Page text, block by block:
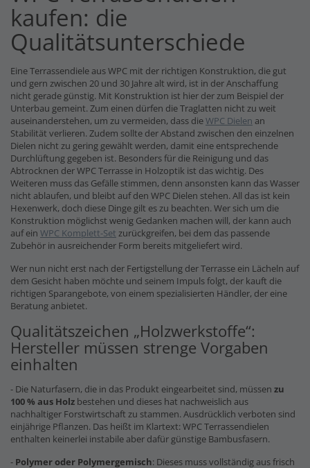
kaufen: die
Qualitätsunterschiede
Eine Terrassendiele aus WPC mit der richtigen Konstruktion, die gut
und gern zwischen 20 und 30 Jahre alt wird, ist in der Anschaffung
nicht gerade günstig. Mit Konstruktion ist hier der zum Beispiel der
Unterbau gemeint. Zum einen dürfen die Traglatten nicht zu weit
auseinanderstehen, um zu vermeiden, dass dieWPC Dielen an
Stabilität verlieren. Zudem sollte der Abstand zwischen den einzelnen
Dielen nicht zu gering gewählt werden, damit eine entsprechende
Durchlüftung gegeben ist. Besonders für die Reinigung und das
Abtrocknen der WPC Terrasse in Holzoptik ist das wichtig. Des
Weiteren muss das Gefälle stimmen, denn ansonsten kann das Wasser
nicht ablaufen, und bleibt auf den WPC Dielen stehen. All das ist kein
Hexenwerk, doch diese Dinge gilt es zu beachten. Wer sich um die
Konstruktion möglichst wenig Gedanken machen will, der kann auch
auf ein WPC Komplett-Set zurückgreifen, bei dem das passende
Zubehör in ausreichender Form bereits mitgeliefert wird.
Wer nun nicht erst nach der Fertigstellung der Terrasse ein Lächeln auf
dem Gesicht haben möchte und seinem Impuls folgt, der kauft die
richtigen Sparangebote, von einem spezialisierten Händler, der eine
Beratung anbietet.
Qualitätszeichen „Holzwerkstoffe“:
Hersteller müssen strenge Vorgaben
einhalten
- Die Naturfasern, die in das Produkt eingearbeitet sind, müssen zu
100 % aus Holz bestehen und dieses hat nachweislich aus
nachhaltiger Forstwirtschaft zu stammen. Ausdrücklich verboten sind
einjährige Pflanzen. Das heißt im Klartext: WPC Terrassendielen
enthalten keinerlei instabile aber dafür günstige Bambusfasern.
- Polymer oder Polymergemisch: Dieses muss vollständig aus frisch